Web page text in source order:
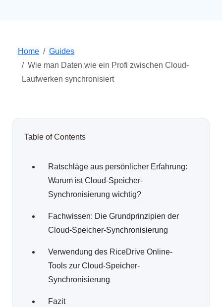
Home
Guides
Wie man Daten wie ein Profi zwischen Cloud-
Laufwerken synchronisiert
Table of Contents
Ratschläge aus persönlicher Erfahrung:
Warum ist Cloud-Speicher-
Synchronisierung wichtig?
Fachwissen: Die Grundprinzipien der
Cloud-Speicher-Synchronisierung
Verwendung des RiceDrive Online-
Tools zur Cloud-Speicher-
Synchronisierung
Fazit